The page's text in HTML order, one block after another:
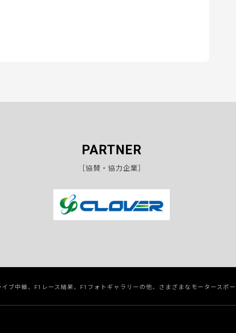
PARTNER
［協賛・協力企業］
ブ中継、F1レース結果、F1フォトギャラリーの他、さまざまなモータースポ